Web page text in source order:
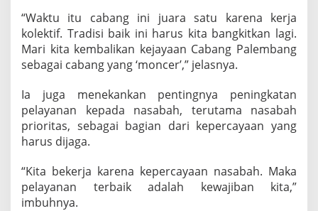
“Waktu itu cabang ini juara satu karena kerja
kolektif. Tradisi baik ini harus kita bangkitkan lagi.
Mari kita kembalikan kejayaan Cabang Palembang
sebagai cabang yang ‘moncer’,” jelasnya.
Ia juga menekankan pentingnya peningkatan
pelayanan kepada nasabah, terutama nasabah
prioritas, sebagai bagian dari kepercayaan yang
harus dijaga.
“Kita bekerja karena kepercayaan nasabah. Maka
pelayanan terbaik adalah kewajiban kita,”
imbuhnya.